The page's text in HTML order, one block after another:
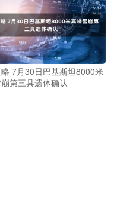
7月30日巴基斯坦8000米
第三具遗体确认